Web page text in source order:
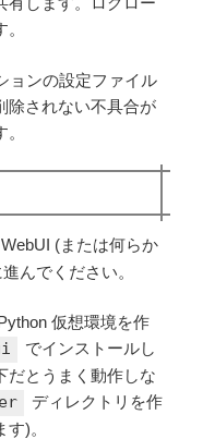
ョンの設定ファイル
除されない不具合が
(または何らか
んでください。
仮想環境を作
でインストールし
だとうまく動作しな
ディレクトリを作
)。